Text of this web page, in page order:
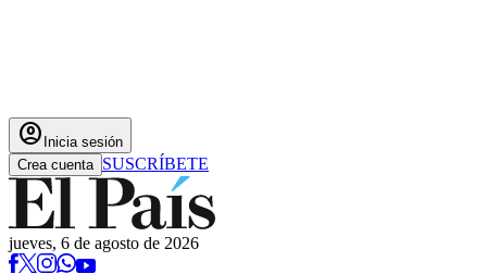
account_circle Inicia sesión
Crea cuenta SUSCRÍBETE
jueves, 6 de agosto de 2026